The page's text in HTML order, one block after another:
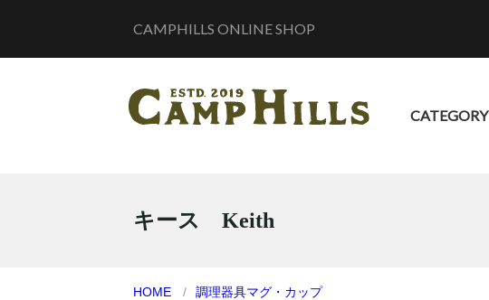
CAMPHILLS ONLINE SHOP
CATEGORY
キース Keith
HOME 調理器具マグ・カップ